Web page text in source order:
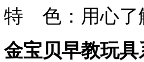
特 色：用心了
金宝贝早教玩具